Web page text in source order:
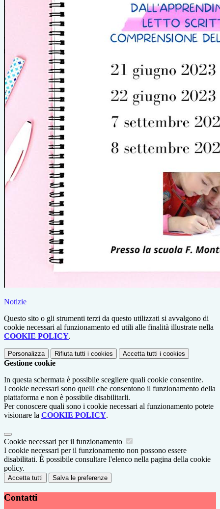
Notizie
Questo sito o gli strumenti terzi da questo utilizzati si avvalgono di
cookie necessari al funzionamento ed utili alle finalità illustrate nella
COOKIE POLICY.
Personalizza Rifiuta tutti i cookies Accetta tutti i cookies
Gestione cookie
In questa schermata è possibile scegliere quali cookie consentire.
I cookie necessari sono quelli che consentono il funzionamento della
piattaforma e non è possibile disabilitarli.
Per conoscere quali sono i cookie necessari al funzionamento potete
visionare la COOKIE POLICY.
Cookie necessari per il funzionamento
I cookie necessari per il funzionamento non possono essere
disabilitati. È possibile consultare l'elenco nella pagina della cookie
policy.
Accetta tutti Salva le preferenze
Contatti